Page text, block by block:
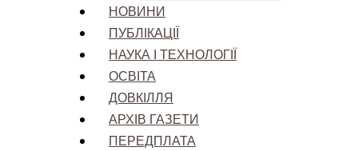
НОВИНИ
ПУБЛІКАЦІЇ
НАУКА І ТЕХНОЛОГІЇ
ОСВІТА
ДОВКІЛЛЯ
АРХІВ ГАЗЕТИ
ПЕРЕДПЛАТА